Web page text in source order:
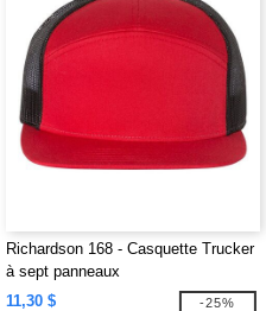
Richardson 168 - Casquette Trucker
à sept panneaux
11,30 $
-25%